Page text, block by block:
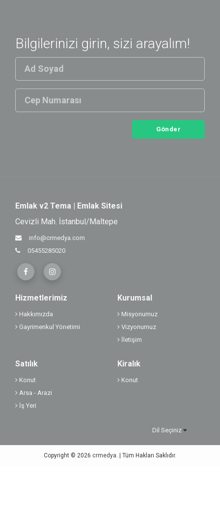
Bilgilerinizi girin, sizi arayalım!
Gönder
Emlak v2 Tema | Emlak Sitesi
Cevizli Mah. İstanbul/Maltepe
info@crmedya.com
05455285020
Hizmetlerimiz
Hakkımızda
Gayrimenkul Yönetimi
Kurumsal
Misyonumuz
Vizyonumuz
İletişim
Satılık
Konut
Arsa - Arazi
İş Yeri
Kiralık
Konut
Dil Seçiniz
Copyright © 2026 crmedya. | Tüm Hakları Saklıdır.